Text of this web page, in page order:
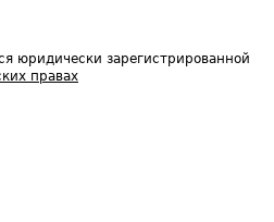
юридически зарегистрированной
правах